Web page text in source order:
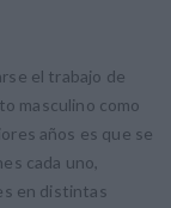
el trabajo de
masculino como
años es que se
cada uno,
en distintas